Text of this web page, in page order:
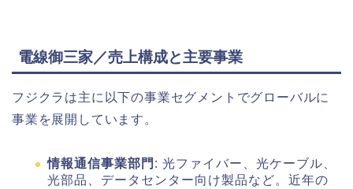
電線御三家／売上構成と主要事業
フジクラは主に以下の事業セグメントでグローバルに
事業を展開しています。
情報通信事業部門 : 光ファイバー、光ケーブル、
光部品、データセンター向け製品など。近年の